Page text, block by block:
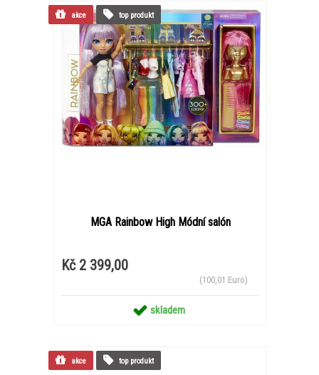
MGA Rainbow High Módní salón
Kč 2 399,00
(100,01 Euro)
skladem
akce top produkt
akce top produkt